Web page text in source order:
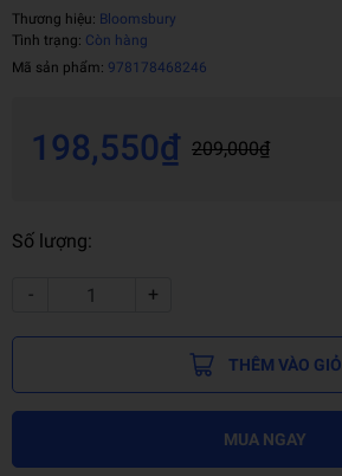
Thương hiệu: Bloomsbury
Tình trạng: Còn hàng
Mã sản phẩm: 978178468246
198,550₫ 209,000₫
Số lượng:
- +
THÊM VÀO GIỎ
MUA NGAY